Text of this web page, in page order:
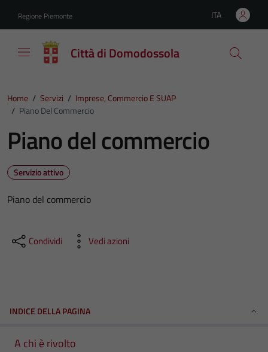
Regione Piemonte Lingua attiva:
ITA
Città di Domodossola
Home / Servizi / Imprese, Commercio E SUAP
/ Piano Del Commercio
Piano del commercio
Servizio attivo
Piano del commercio
Condividi Vedi azioni
INDICE DELLA PAGINA
A chi è rivolto